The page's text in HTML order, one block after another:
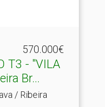
570.000€
T3 - "VILA
Br.​..
/ Ribeira